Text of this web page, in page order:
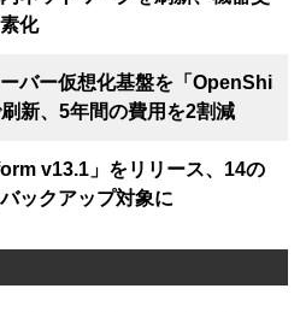
化
バー仮想化基盤を「OpenShi
新、5年間の費用を2割減
v13.1」をリリース、14の
ックアップ対象に